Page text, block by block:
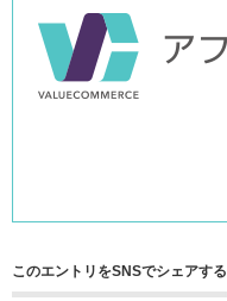
このエントリをSNSでシェアする